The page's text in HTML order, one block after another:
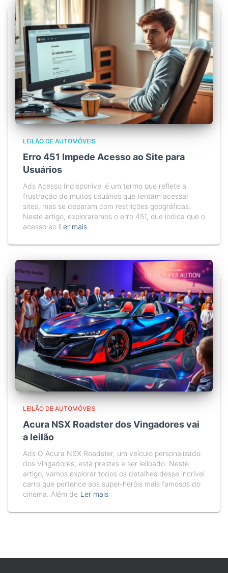
LEILÃO DE AUTOMÓVEIS
Erro 451 Impede Acesso ao Site para
Usuários
Ads Acesso Indisponível é um termo que reflete a
frustração de muitos usuários que tentam acessar
sites, mas se deparam com restrições geográficas.
Neste artigo, exploraremos o erro 451, que indica que o
acesso ao Ler mais
LEILÃO DE AUTOMÓVEIS
Acura NSX Roadster dos Vingadores vai
a leilão
Ads O Acura NSX Roadster, um veículo personalizado
dos Vingadores, está prestes a ser leiloado. Neste
artigo, vamos explorar todos os detalhes desse incrível
carro que pertence aos super-heróis mais famosos do
cinema. Além de Ler mais